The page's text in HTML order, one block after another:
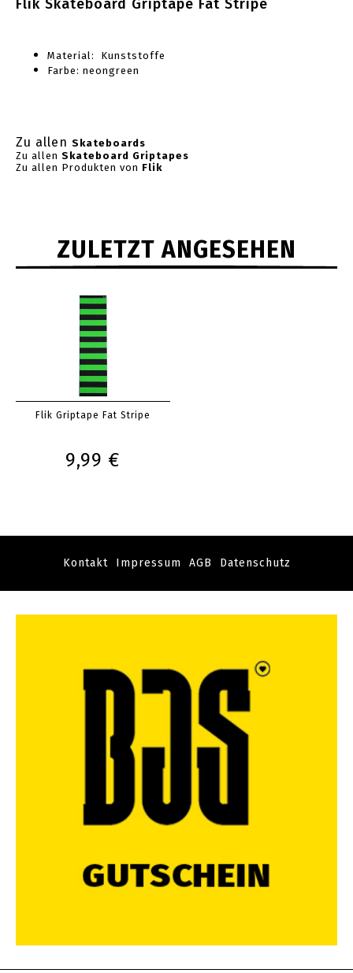
Flik Skateboard Griptape Fat Stripe
Material: Kunststoffe
Farbe: neongreen
Zu allen Skateboards
Zu allen Skateboard Griptapes
Zu allen Produkten von Flik
ZULETZT ANGESEHEN
Flik Griptape Fat Stripe
9,99 €
Kontakt Impressum AGB Datenschutz